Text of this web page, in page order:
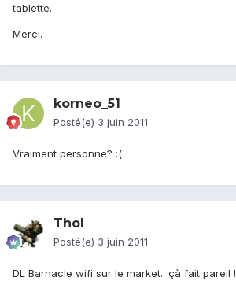
tablette.
Merci.
korneo_51
Posté(e) 3 juin 2011
Vraiment personne? :(
Thol
Posté(e) 3 juin 2011
DL Barnacle wifi sur le market.. çà fait pareil !